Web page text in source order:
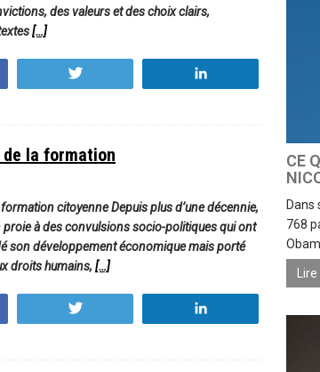
des valeurs et des choix clairs,
[…]
la formation
citoyenne Depuis plus d’une décennie,
proie à des convulsions socio-politiques qui ont
son développement économique mais porté
droits humains, […]
CE
Dans
768